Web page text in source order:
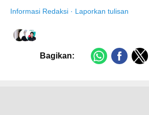
Informasi Redaksi · Laporkan tulisan
Bagikan: